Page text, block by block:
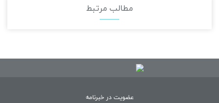
مطالب مرتبط
عضویت در خبرنامه